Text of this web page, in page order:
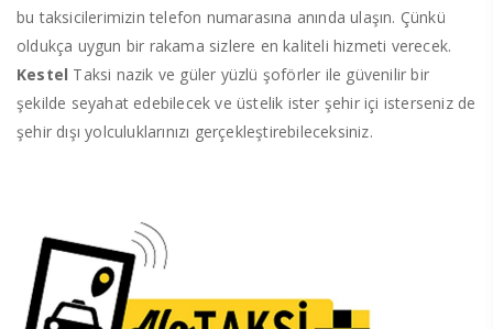
bu taksicilerimizin telefon numarasına anında ulaşın. Çünkü
oldukça uygun bir rakama sizlere en kaliteli hizmeti verecek.
Kestel Taksi nazik ve güler yüzlü şoförler ile güvenilir bir
şekilde seyahat edebilecek ve üstelik ister şehir içi isterseniz de
şehir dışı yolculuklarınızı gerçekleştirebileceksiniz.